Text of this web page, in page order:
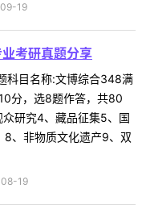
19
考研真题分享
科目名称:文博综合348满
分，选8题作答，共80
研究4、藏品征集5、国
8、非物质文化遗产9、双
08-19